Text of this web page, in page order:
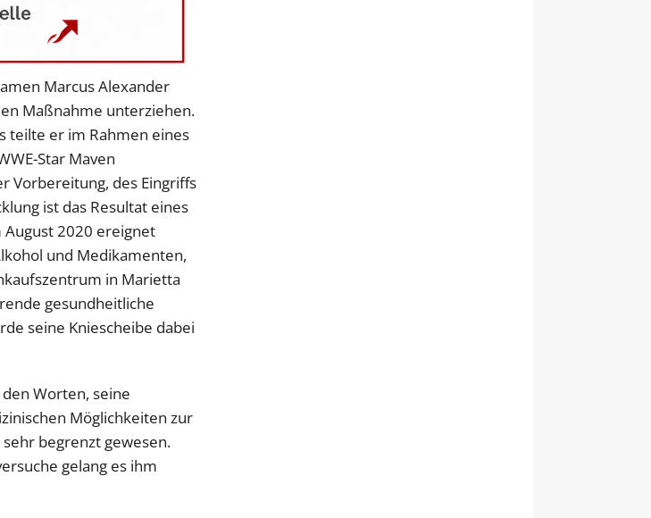
Marcus Alexander
Maßnahme unterziehen.
teilte er im Rahmen eines
Star Maven
Vorbereitung, des Eingriffs
ist das Resultat eines
2020 ereignet
und Medikamenten,
in Marietta
gesundheitliche
seine Kniescheibe dabei
Worten, seine
Möglichkeiten zur
begrenzt gewesen.
gelang es ihm